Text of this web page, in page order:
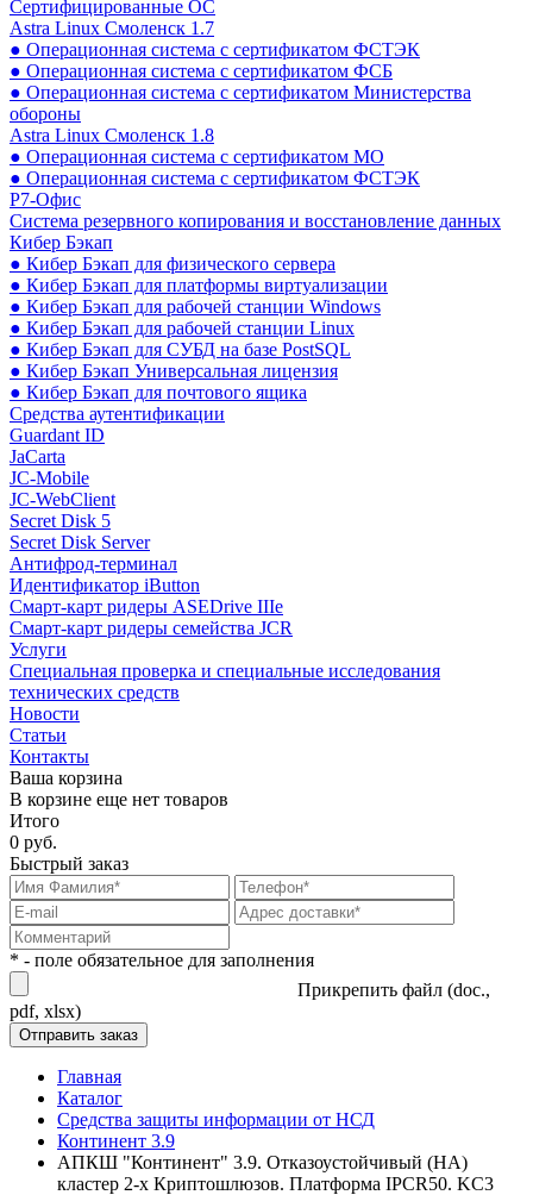
Сертифицированные ОС
Astra Linux Смоленск 1.7
● Операционная система с сертификатом ФСТЭК
● Операционная система с сертификатом ФСБ
● Операционная система с сертификатом Министерства
обороны
Astra Linux Смоленск 1.8
● Операционная система с сертификатом МО
● Операционная система с сертификатом ФСТЭК
Р7-Офис
Система резервного копирования и восстановление данных
Кибер Бэкап
● Кибер Бэкап для физического сервера
● Кибер Бэкап для платформы виртуализации
● Кибер Бэкап для рабочей станции Windows
● Кибер Бэкап для рабочей станции Linux
● Кибер Бэкап для СУБД на базе PostSQL
● Кибер Бэкап Универсальная лицензия
● Кибер Бэкап для почтового ящика
Средства аутентификации
Guardant ID
JaCarta
JC-Mobile
JC-WebClient
Secret Disk 5
Secret Disk Server
Антифрод-терминал
Идентификатор iButton
Смарт-карт ридеры ASEDrive IIIe
Смарт-карт ридеры семейства JCR
Услуги
Специальная проверка и специальные исследования
технических средств
Новости
Статьи
Контакты
Ваша корзина
В корзине еще нет товаров
Итого
0 руб.
Быстрый заказ
* - поле обязательное для заполнения
Прикрепить файл (doc.,
pdf, xlsx)
Главная
Каталог
Средства защиты информации от НСД
Континент 3.9
АПКШ "Континент" 3.9. Отказоустойчивый (HA)
кластер 2-х Криптошлюзов. Платформа IPCR50. KC3